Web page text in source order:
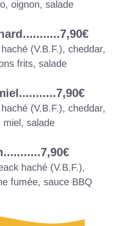
oignon, salade
(V.B.F.), cheddar,
frits, salade
(V.B.F.), cheddar,
miel, salade
haché (V.B.F.),
fumée, sauce BBQ